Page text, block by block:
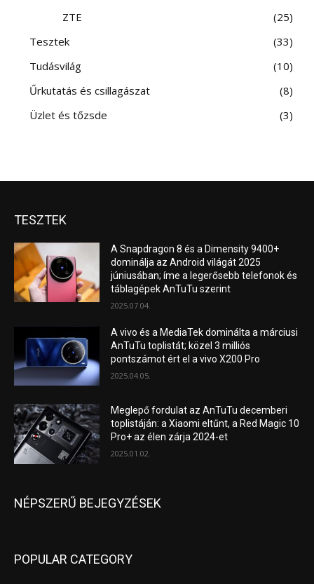
ZTE
25
Tesztek
33
Tudásvilág
10
Űrkutatás és csillagászat
8
Üzlet és tőzsde
3
TESZTEK
A Snapdragon 8 és a Dimensity 9400+
dominálja az Android világát 2025
júniusában; íme a legerősebb telefonok és
táblagépek AnTuTu szerint
2025.07.04.
A vivo és a MediaTek dominálta a márciusi
AnTuTu toplistát; közel 3 milliós
pontszámot ért el a vivo X200 Pro
2025.04.05.
Meglepő fordulat az AnTuTu decemberi
toplistáján: a Xiaomi eltűnt, a Red Magic 10
Pro+ az élen zárja 2024-et
2025.01.02.
NÉPSZERŰ BEJEGYZÉSEK
POPULAR CATEGORY